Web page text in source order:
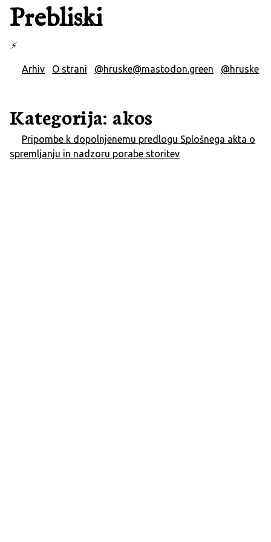
Prebliski
⚡
Arhiv O strani @hruske@mastodon.green @hruske
Kategorija: akos
Pripombe k dopolnjenemu predlogu Splošnega akta o
spremljanju in nadzoru porabe storitev